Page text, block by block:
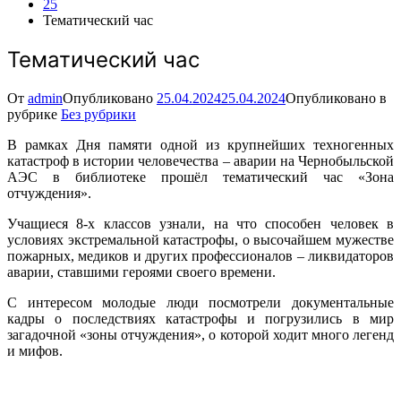
25
Тематический час
Тематический час
От adminОпубликовано 25.04.202425.04.2024Опубликовано в
рубрике Без рубрики
В рамках Дня памяти одной из крупнейших техногенных
катастроф в истории человечества – аварии на Чернобыльской
АЭС в библиотеке прошёл тематический час «Зона
отчуждения».
Учащиеся 8-х классов узнали, на что способен человек в
условиях экстремальной катастрофы, о высочайшем мужестве
пожарных, медиков и других профессионалов – ликвидаторов
аварии, ставшими героями своего времени.
С интересом молодые люди посмотрели документальные
кадры о последствиях катастрофы и погрузились в мир
загадочной «зоны отчуждения», о которой ходит много легенд
и мифов.